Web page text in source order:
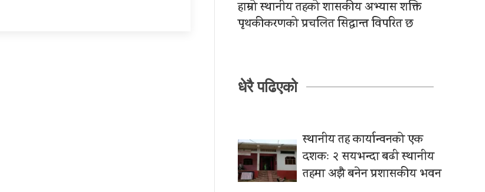
हाम्रो स्थानीय तहको शासकीय अभ्यास शक्ति
पृथकीकरणको प्रचलित सिद्धान्त विपरित छ
धेरै पढिएको
स्थानीय तह कार्यान्वनको एक
दशकः २ सयभन्दा बढी स्थानीय
तहमा अझै बनेन प्रशासकीय भवन